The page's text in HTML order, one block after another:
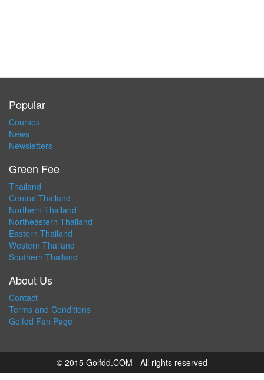
Popular
Courses
News
Newsletters
Green Fee
Thailand
Central Thailand
Northern Thailand
Northeastern Thailand
Eastern Thailand
Western Thailand
Southern Thailand
About Us
Contact
Terms and Conditions
Golfdd Fan Page
© 2015 Golfdd.COM - All rights reserved